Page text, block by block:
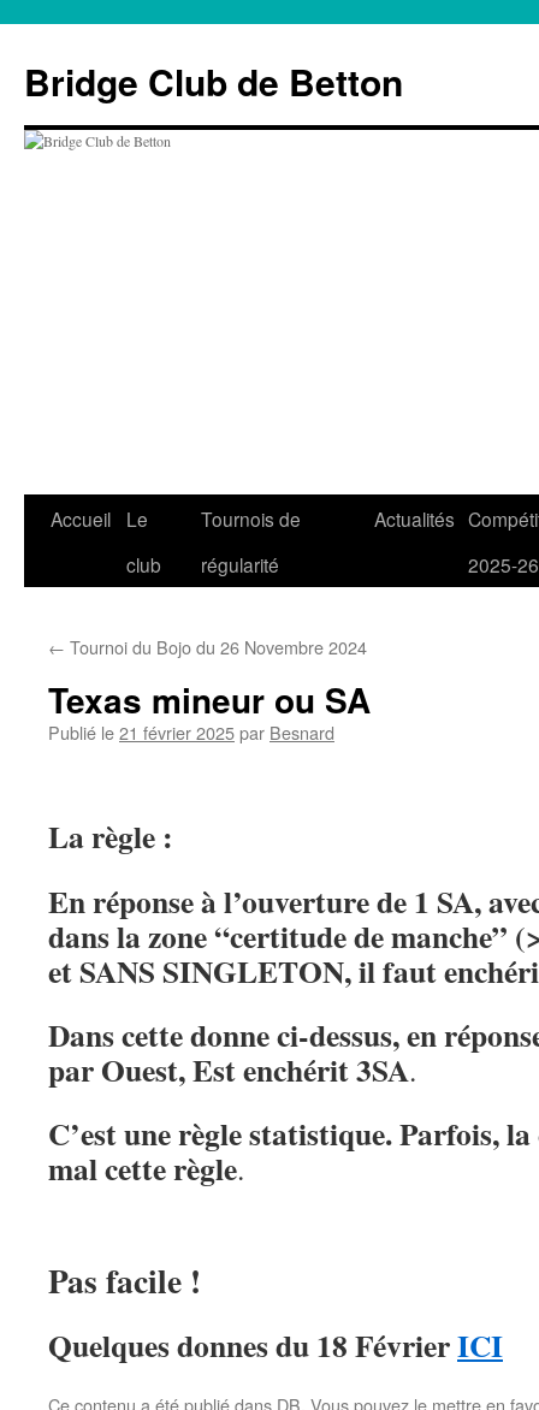
contenu
Bridge Club de Betton
Accueil
Le
club
Tournois de
régularité
Actualités
2025-26
← Tournoi du Bojo du 26 Novembre 2024
Texas mineur ou SA
Publié le21 février 2025par Besnard
La règle :
En réponse à l’ouverture de 1 SA,
dans la zone “certitude de manche”
et SANS SINGLETON, il faut
Dans cette donne ci-dessus, en
par Ouest, Est enchérit 3SA.
C’est une règle statistique. Parfois,
mal cette règle.
Pas facile !
Quelques donnes du 18 FévrierICI
Ce contenu a été publié dans DB. Vous pouvez le mettre en